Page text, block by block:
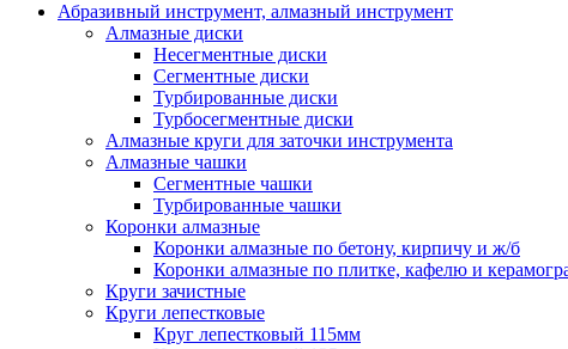
Абразивный инструмент, алмазный инструмент
Алмазные диски
Несегментные диски
Сегментные диски
Турбированные диски
Турбосегментные диски
Алмазные круги для заточки инструмента
Алмазные чашки
Сегментные чашки
Турбированные чашки
Коронки алмазные
Коронки алмазные по бетону, кирпичу и ж/б
Коронки алмазные по плитке, кафелю и
Круги зачистные
Круги лепестковые
Круг лепестковый 115мм